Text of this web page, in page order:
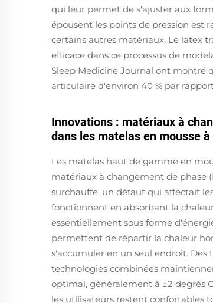
qui leur permet de s'ajuster aux
épousent les points de pression est
certains autres matériaux. Le latex
efficace dans ce processus de
Sleep Medicine Journal ont montré
articulaire d'environ 40 % par
Innovations : matériaux à
dans les matelas en mousse
Les matelas haut de gamme en
matériaux à changement de phase
surchauffe, un défaut qui affectait
fonctionnent en absorbant la
essentiellement sous forme
permettent de répartir la chaleur
s'accumuler en un seul endroit. Des
technologies combinées
optimal, généralement à ±2 degrés
les utilisateurs restent confortables